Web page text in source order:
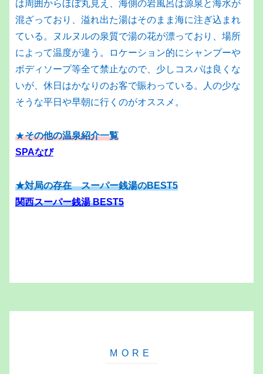
は周囲からほぼ丸見え、海側の岩風呂は源泉と海水が
混ざっており、溢れ出た湯はそのまま海に注ぎ込まれ
ている。ヌルヌルの泉質で湯の花が漂っており、場所
によって温度が違う。ロケーション的にシャンプーや
ボディソープ等全て禁止なので、少しコスパは良くな
いが、休日はかなりのお客で賑わっている。人の少な
そうな平日や早朝に行くのがオススメ。
★その他の温泉紹介一覧
SPAなび
★対局の存在 スーパー銭湯のBEST5
関西スーパー銭湯 BEST5